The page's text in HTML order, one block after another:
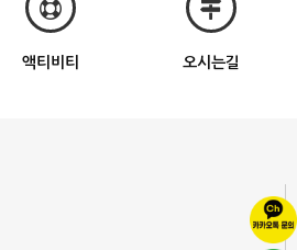
액티비티 오시는길